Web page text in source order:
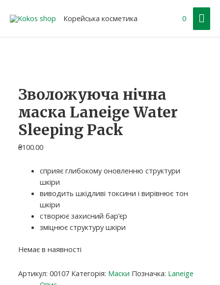
Корейська косметика 0
Зволожуюча нічна
маска Laneige Water
Sleeping Pack
₴100.00
сприяє глибокому оновленню структури
шкіри
виводить шкідливі токсини і вирівнює тон
шкіри
створює захисний бар’єр
зміцнює структуру шкіри
Немає в наявності
Артикул:00107 Категорія: Маски Позначка: Laneige